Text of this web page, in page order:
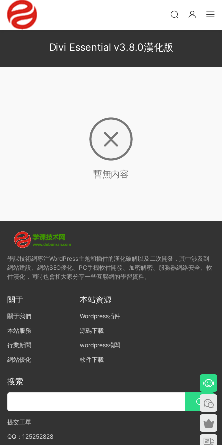
Divi Essential v3.8.0漢化版
暫無内容
學課技術網專注WordPress主題和插件的漢化破解以及二次開發，其中涉及到
網站建設、網站SEO優化、PC手機軟件開發、加密解密、服務器網絡安全、軟
件漢化，同時也會和大家分享一些互聯網的學習資料。
關于
關于我們
本站服務
行業新聞
網站優化
本站資源
Wordpress插件
源碼下載
wordpress模闆
軟件下載
搜索
提交工單
QQ：125252828